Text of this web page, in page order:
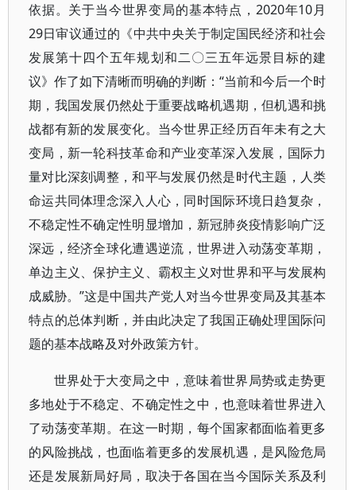
依据。关于当今世界变局的基本特点，2020年10月
29日审议通过的《中共中央关于制定国民经济和社会
发展第十四个五年规划和二〇三五年远景目标的建
议》作了如下清晰而明确的判断：“当前和今后一个时
期，我国发展仍然处于重要战略机遇期，但机遇和挑
战都有新的发展变化。当今世界正经历百年未有之大
变局，新一轮科技革命和产业变革深入发展，国际力
量对比深刻调整，和平与发展仍然是时代主题，人类
命运共同体理念深入人心，同时国际环境日趋复杂，
不稳定性不确定性明显增加，新冠肺炎疫情影响广泛
深远，经济全球化遭遇逆流，世界进入动荡变革期，
单边主义、保护主义、霸权主义对世界和平与发展构
成威胁。”这是中国共产党人对当今世界变局及其基本
特点的总体判断，并由此决定了我国正确处理国际问
题的基本战略及对外政策方针。
世界处于大变局之中，意味着世界局势或走势更
多地处于不稳定、不确定性之中，也意味着世界进入
了动荡变革期。在这一时期，每个国家都面临着更多
的风险挑战，也面临着更多的发展机遇，是风险危局
还是发展新局好局，取决于各国在当今国际关系及利